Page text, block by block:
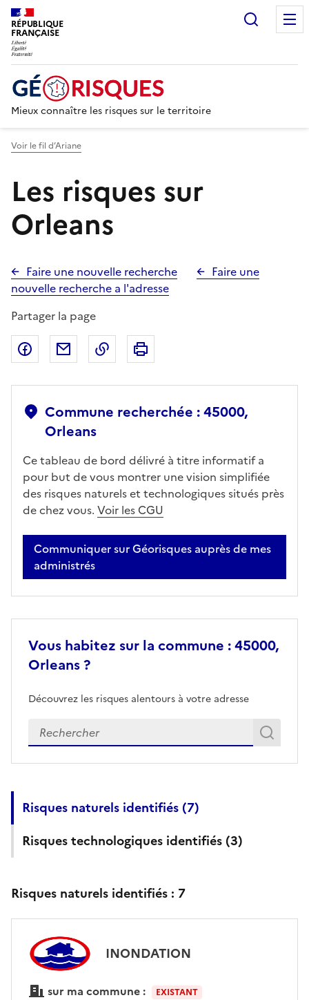
RÉPUBLIQUE
FRANÇAISE
Mieux connaître les risques sur le territoire
Voir le fil d’Ariane
Les risques sur
Orleans
Faire une nouvelle recherche
Faire une
nouvelle recherche a l'adresse
Partager la page
Partager sur Facebook
Partager par emailCopier dans le presse-papier
Commune recherchée : 45000,
Orleans
Ce tableau de bord délivré à titre informatif a
pour but de vous montrer une vision simplifiée
des risques naturels et technologiques situés près
de chez vous. Voir les CGU
Communiquer sur Géorisques auprès de mes
administrés
Vous habitez sur la commune : 45000,
Orleans ?
Découvrez les risques alentours à votre adresse
Veuillez renseigner votre adresse exacte
Risques naturels identifiés (7)
Risques technologiques identifiés (3)
Risques naturels identifiés : 7
INONDATION
sur ma commune : EXISTANT